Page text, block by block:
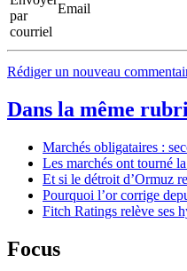
Email
Rédiger un nouveau
Dans la même
Marchés obligataires :
Les marchés ont tourné
Et si le détroit d’Ormuz
Pourquoi l’or corrige
Fitch Ratings relève ses
Focus